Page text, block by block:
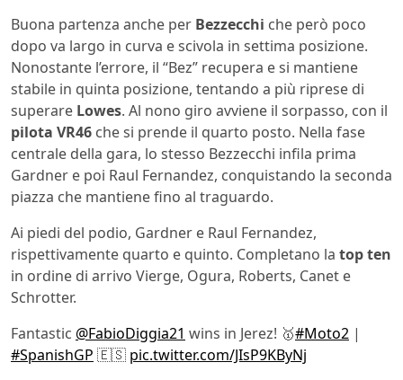
Buona partenza anche per Bezzecchi che però poco
dopo va largo in curva e scivola in settima posizione.
Nonostante l’errore, il “Bez” recupera e si mantiene
stabile in quinta posizione, tentando a più riprese di
superare Lowes. Al nono giro avviene il sorpasso, con il
pilota VR46 che si prende il quarto posto. Nella fase
centrale della gara, lo stesso Bezzecchi infila prima
Gardner e poi Raul Fernandez, conquistando la seconda
piazza che mantiene fino al traguardo.
Ai piedi del podio, Gardner e Raul Fernandez,
rispettivamente quarto e quinto. Completano la top ten
in ordine di arrivo Vierge, Ogura, Roberts, Canet e
Schrotter.
Fantastic @FabioDiggia21 wins in Jerez! 🥇#Moto2 |
#SpanishGP 🇪🇸 pic.twitter.com/JIsP9KByNj